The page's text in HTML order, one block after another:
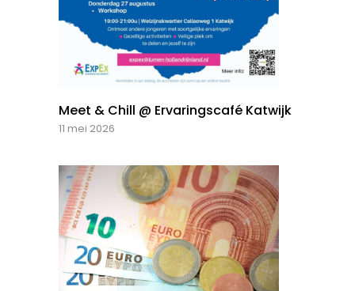
Meet & Chill @ Ervaringscafé Katwijk
11 mei 2026